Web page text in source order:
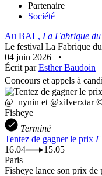
Partenaire
Société
Au BAL, La Fabrique
Le festival La Fabrique
04 juin 2026
•
Écrit parEsther Baudoin
Concours et appels à
@_nynin et @xilverxtar
Fisheye
Terminé
Tentez de gagner le prix
16.04
15.05
Paris
Fisheye lance son prix de